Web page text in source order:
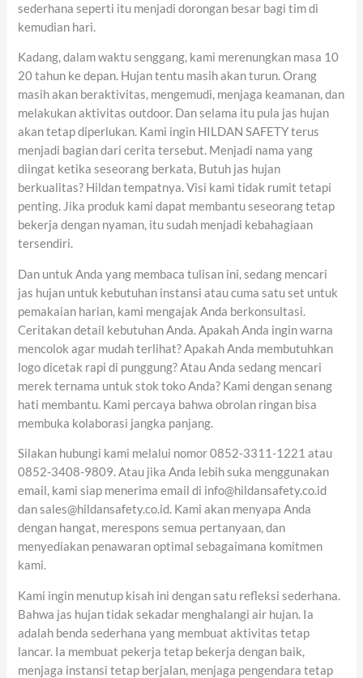
sederhana seperti itu menjadi dorongan besar bagi tim di
kemudian hari.
Kadang, dalam waktu senggang, kami merenungkan masa 10
20 tahun ke depan. Hujan tentu masih akan turun. Orang
masih akan beraktivitas, mengemudi, menjaga keamanan, dan
melakukan aktivitas outdoor. Dan selama itu pula jas hujan
akan tetap diperlukan. Kami ingin HILDAN SAFETY terus
menjadi bagian dari cerita tersebut. Menjadi nama yang
diingat ketika seseorang berkata, Butuh jas hujan
berkualitas? Hildan tempatnya. Visi kami tidak rumit tetapi
penting. Jika produk kami dapat membantu seseorang tetap
bekerja dengan nyaman, itu sudah menjadi kebahagiaan
tersendiri.
Dan untuk Anda yang membaca tulisan ini, sedang mencari
jas hujan untuk kebutuhan instansi atau cuma satu set untuk
pemakaian harian, kami mengajak Anda berkonsultasi.
Ceritakan detail kebutuhan Anda. Apakah Anda ingin warna
mencolok agar mudah terlihat? Apakah Anda membutuhkan
logo dicetak rapi di punggung? Atau Anda sedang mencari
merek ternama untuk stok toko Anda? Kami dengan senang
hati membantu. Kami percaya bahwa obrolan ringan bisa
membuka kolaborasi jangka panjang.
Silakan hubungi kami melalui nomor 0852-3311-1221 atau
0852-3408-9809. Atau jika Anda lebih suka menggunakan
email, kami siap menerima email di info@hildansafety.co.id
dan sales@hildansafety.co.id. Kami akan menyapa Anda
dengan hangat, merespons semua pertanyaan, dan
menyediakan penawaran optimal sebagaimana komitmen
kami.
Kami ingin menutup kisah ini dengan satu refleksi sederhana.
Bahwa jas hujan tidak sekadar menghalangi air hujan. Ia
adalah benda sederhana yang membuat aktivitas tetap
lancar. Ia membuat pekerja tetap bekerja dengan baik,
menjaga instansi tetap berjalan, menjaga pengendara tetap